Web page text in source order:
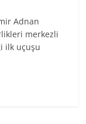
Adnan
merkezli
ilk uçuşu